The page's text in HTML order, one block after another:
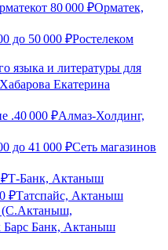
от 80 000 ₽Орматек,
до 50 000 ₽Ростелеком
языка и литературы для
Хабарова Екатерина
.40 000 ₽Алмаз-Холдинг,
до 41 000 ₽Сеть магазинов
₽Т-Банк, Актаныш
₽Татспайс, Актаныш
(С.Актаныш,
Барс Банк, Актаныш